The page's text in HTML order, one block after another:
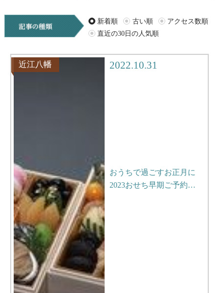
旅行記 ツアー
グルメ 観光
ブログ Q＆A
新着順 古い順
アクセス数順
直近の30日の人気順
近江八幡 2022.10.31
おうちで過ごすお正月に
2023おせち早期ご予約…